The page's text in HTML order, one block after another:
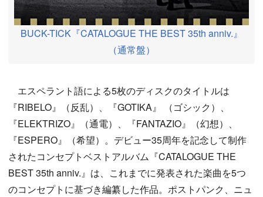
BUCK-TICK『CATALOGUE THE BEST 35th anniv.』
（通常盤）
エスペラント語による5枚のディスクのタイトルは
『RIBELO』（反乱）、『GOTIKA』 （ゴシック）、
『ELEKTRIZO』（通電）、『FANTAZIO』（幻想）、
『ESPERO』（希望）。デビュー35周年を記念して制作
されたコンセプトベストアルバム『CATALOGUE THE
BEST 35th anniv.』は、これまでに発表された楽曲を5つ
のコンセプトに基づき編纂した作品。ポストパンク、ニュ